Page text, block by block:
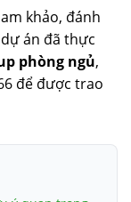
khảo, đánh
án đã thực
phòng ngủ,
để được trao